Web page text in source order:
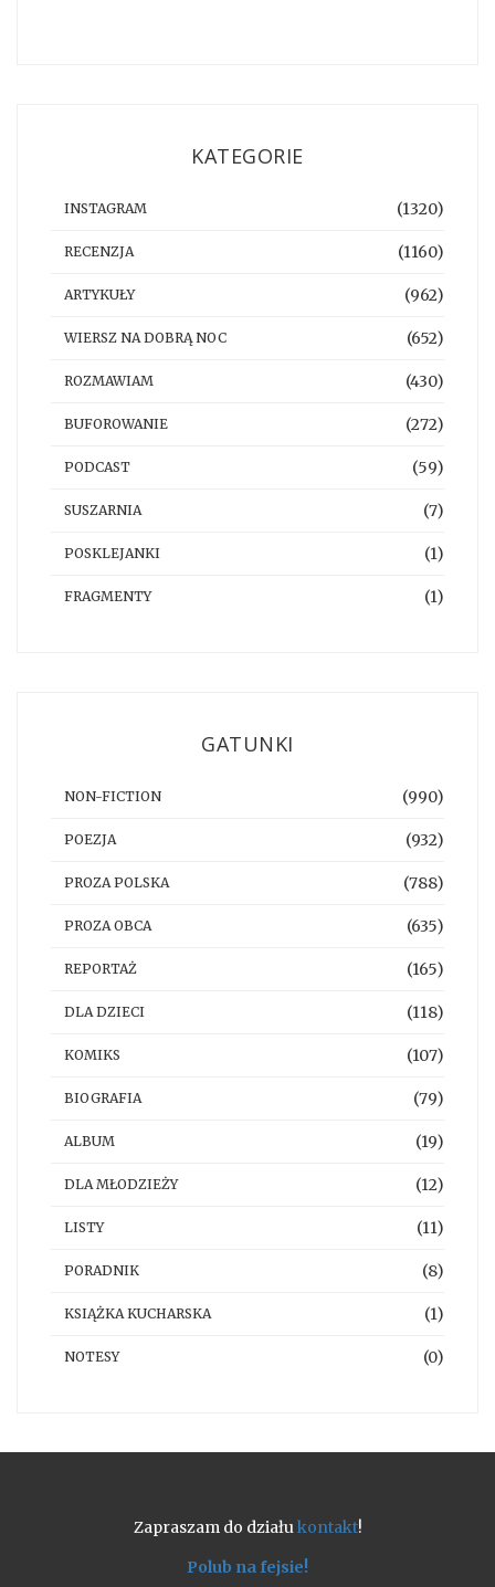
KATEGORIE
INSTAGRAM (1320)
RECENZJA (1160)
ARTYKUŁY (962)
WIERSZ NA DOBRĄ NOC (652)
ROZMAWIAM (430)
BUFOROWANIE (272)
PODCAST (59)
SUSZARNIA (7)
POSKLEJANKI (1)
FRAGMENTY (1)
GATUNKI
NON-FICTION (990)
POEZJA (932)
PROZA POLSKA (788)
PROZA OBCA (635)
REPORTAŻ (165)
DLA DZIECI (118)
KOMIKS (107)
BIOGRAFIA (79)
ALBUM (19)
DLA MŁODZIEŻY (12)
LISTY (11)
PORADNIK (8)
KSIĄŻKA KUCHARSKA (1)
NOTESY (0)
Zapraszam do działukontakt!
Polub na fejsie!